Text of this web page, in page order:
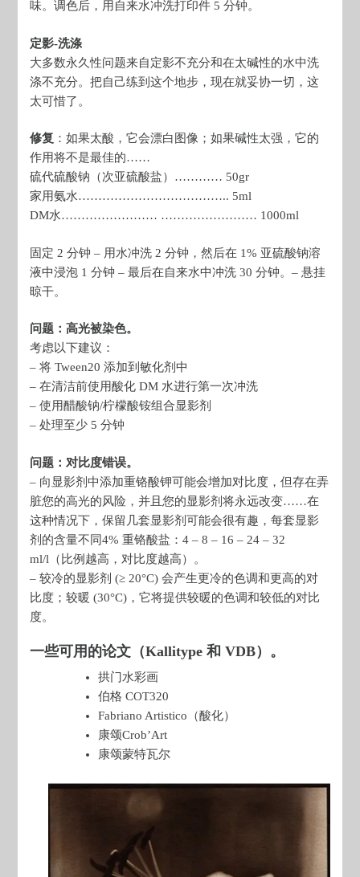
味。调色后，用自来水冲洗打印件 5 分钟。
定影-洗涤
大多数永久性问题来自定影不充分和在太碱性的水中洗
涤不充分。把自己练到这个地步，现在就妥协一切，这
太可惜了。
修复 ：如果太酸，它会漂白图像；如果碱性太强，它的
作用将不是最佳的……
硫代硫酸钠（次亚硫酸盐）………… 50gr
家用氨水……………………………….. 5ml
DM水…………………… …………………… 1000ml
固定 2 分钟 – 用水冲洗 2 分钟，然后在 1% 亚硫酸钠溶
液中浸泡 1 分钟 – 最后在自来水中冲洗 30 分钟。– 悬挂
晾干。
问题：高光被染色。
考虑以下建议：
– 将 Tween20 添加到敏化剂中
– 在清洁前使用酸化 DM 水进行第一次冲洗
– 使用醋酸钠/柠檬酸铵组合显影剂
– 处理至少 5 分钟
问题：对比度错误。
– 向显影剂中添加重铬酸钾可能会增加对比度，但存在弄
脏您的高光的风险，并且您的显影剂将永远改变……在
这种情况下，保留几套显影剂可能会很有趣，每套显影
剂的含量不同4% 重铬酸盐：4 – 8 – 16 – 24 – 32
ml/l（比例越高，对比度越高）。
– 较冷的显影剂 (≥ 20°C) 会产生更冷的色调和更高的对
比度；较暖 (30°C)，它将提供较暖的色调和较低的对比
度。
一些可用的论文（Kallitype 和 VDB）。
拱门水彩画
伯格 COT320
Fabriano Artistico（酸化）
康颂Crob’Art
康颂蒙特瓦尔